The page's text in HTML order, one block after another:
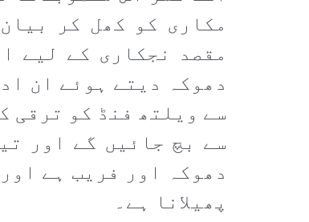
مکاری کو کھل کر
مقصد نجکاری کے لیے
دھوکہ دیتے ہوئے ان
سے ویلتھ فنڈ کو ترقی
سے بچ جائیں گے اور
دھوکہ اور فریب ہے
پھیلانا ہے۔